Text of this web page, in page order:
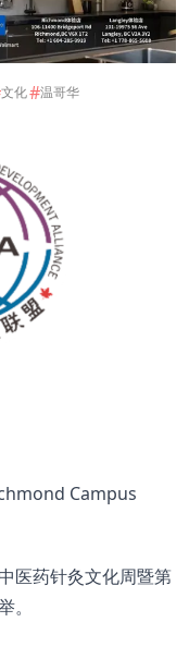
文化#温哥华
Campus
医药针灸文化周暨第
。